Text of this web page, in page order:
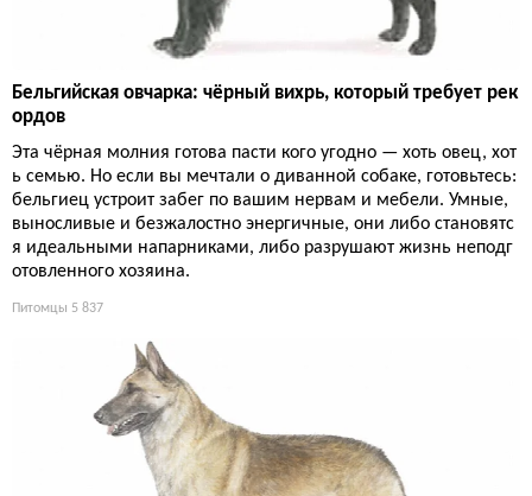
Бельгийская овчарка: чёрный вихрь, который требует рек
ордов
Эта чёрная молния готова пасти кого угодно — хоть овец, хот
ь семью. Но если вы мечтали о диванной собаке, готовьтесь:
бельгиец устроит забег по вашим нервам и мебели. Умные,
выносливые и безжалостно энергичные, они либо становятс
я идеальными напарниками, либо разрушают жизнь неподг
отовленного хозяина.
Питомцы 5 837